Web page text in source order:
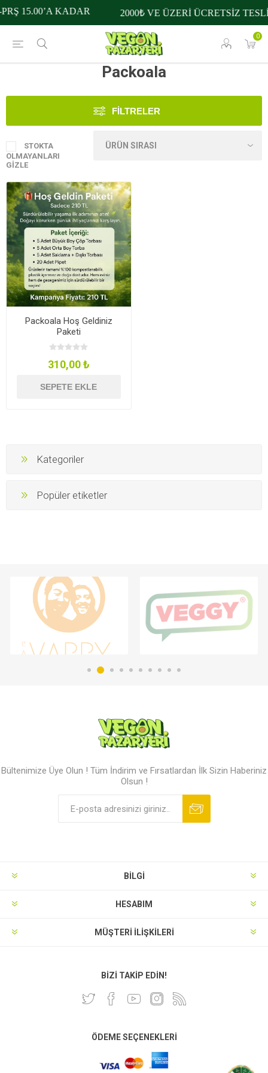
0
15.00’A KADAR 2000₺ VE ÜZERİ ÜCRETSİZ
Packoala
FILTRELER
STOKTA
OLMAYANLARI
GIZLE
Packoala Hoş Geldiniz
Paketi
310,00 ₺
SEPETE EKLE
Kategoriler
Popüler etiketler
Bültenimize Üye Olun ! Tüm İndirim ve Fırsatlardan İlk Sizin Haberiniz
Olsun !
BILGI
HESABIM
MÜŞTERI İLIŞKILERI
BIZI TAKIP EDIN!
ÖDEME SEÇENEKLERI